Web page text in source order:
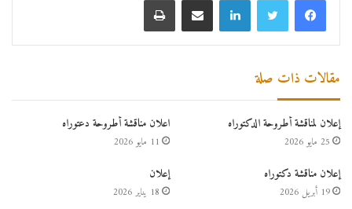
مقالات ذات صلة
إعلان لمناقشة أطروحة الدكتوراه
25 مايو 2026
اعلان مناقشة أطروحة دعتوراه
11 مايو 2026
إعلان مناقشة دكتوراه
19 أبريل 2026
إعلان
18 يناير 2026